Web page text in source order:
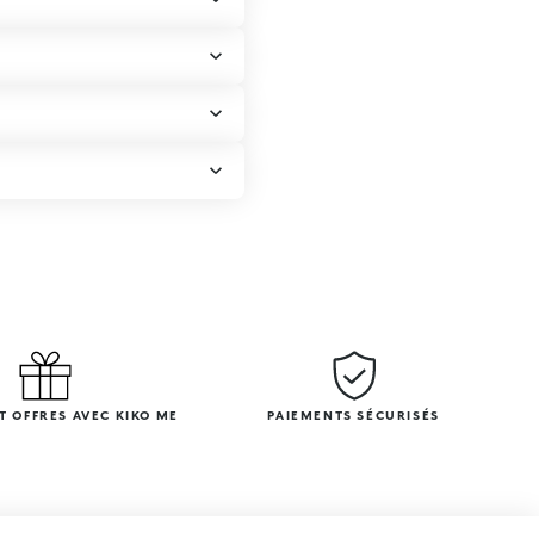
OFFRES AVEC KIKO ME PAIEMENTS SÉCURISÉS